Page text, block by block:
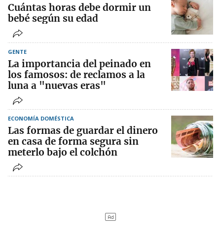
Cuántas horas debe dormir un
bebé según su edad
GENTE
La importancia del peinado en
los famosos: de reclamos a la
luna a "nuevas eras"
ECONOMÍA DOMÉSTICA
Las formas de guardar el dinero
en casa de forma segura sin
meterlo bajo el colchón